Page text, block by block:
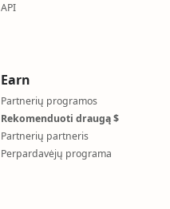
API
Earn
Partnerių programos
Rekomenduoti draugą $
Partnerių partneris
Perpardavėjų programa